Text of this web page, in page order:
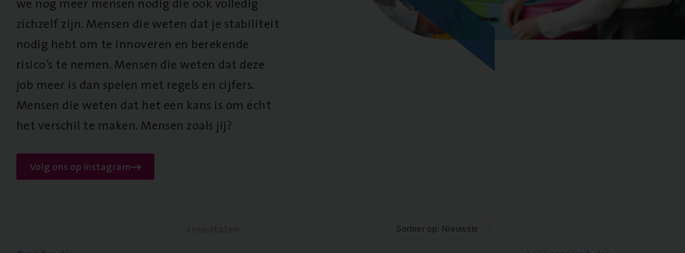
zichzelf zijn. Mensen die weten dat je stabiliteit
nodig hebt om te innoveren en berekende
risico’s te nemen. Mensen die weten dat deze
job meer is dan spelen met regels en cijfers.
Mensen die weten dat het een kans is om écht
het verschil te maken. Mensen zoals jij?
Volg ons op instagram
Sorteer op: Nieuwste